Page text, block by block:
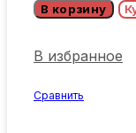
В корзину
В избранное
Сравнить